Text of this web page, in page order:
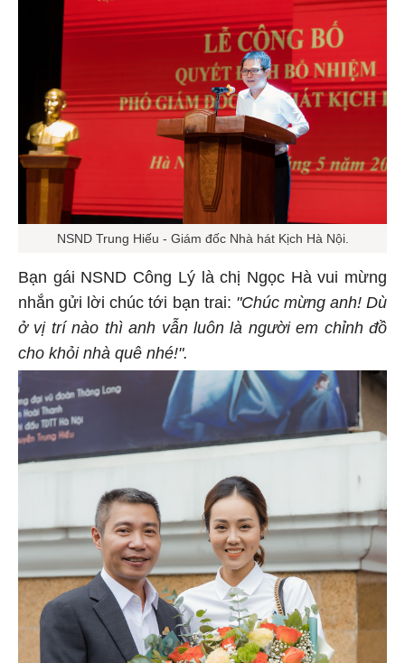
NSND Trung Hiếu - Giám đốc Nhà hát Kịch Hà Nội.
Bạn gái NSND Công Lý là chị Ngọc Hà vui mừng
nhắn gửi lời chúc tới bạn trai: "Chúc mừng anh! Dù
ở vị trí nào thì anh vẫn luôn là người em chỉnh đồ
cho khỏi nhà quê nhé!".